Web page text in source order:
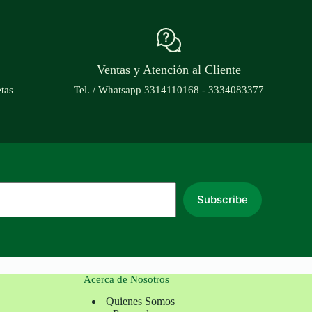
Ventas y Atención al Cliente
Tel. / Whatsapp 3314110168 - 3334083377
Subscribe
Acerca de Nosotros
Quienes Somos